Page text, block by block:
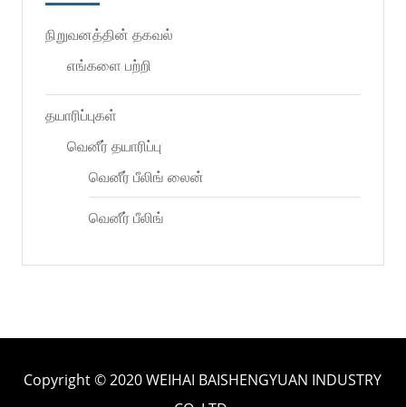
நிறுவனத்தின் தகவல்
எங்களை பற்றி
தயாரிப்புகள்
வெனீர் தயாரிப்பு
வெனீர் பீலிங் லைன்
வெனீர் பீலிங்
Copyright © 2020 WEIHAI BAISHENGYUAN INDUSTRY